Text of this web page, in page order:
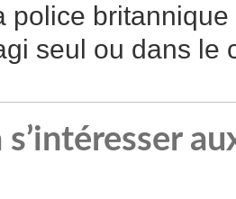
police
seul ou dans le
s’intéresser